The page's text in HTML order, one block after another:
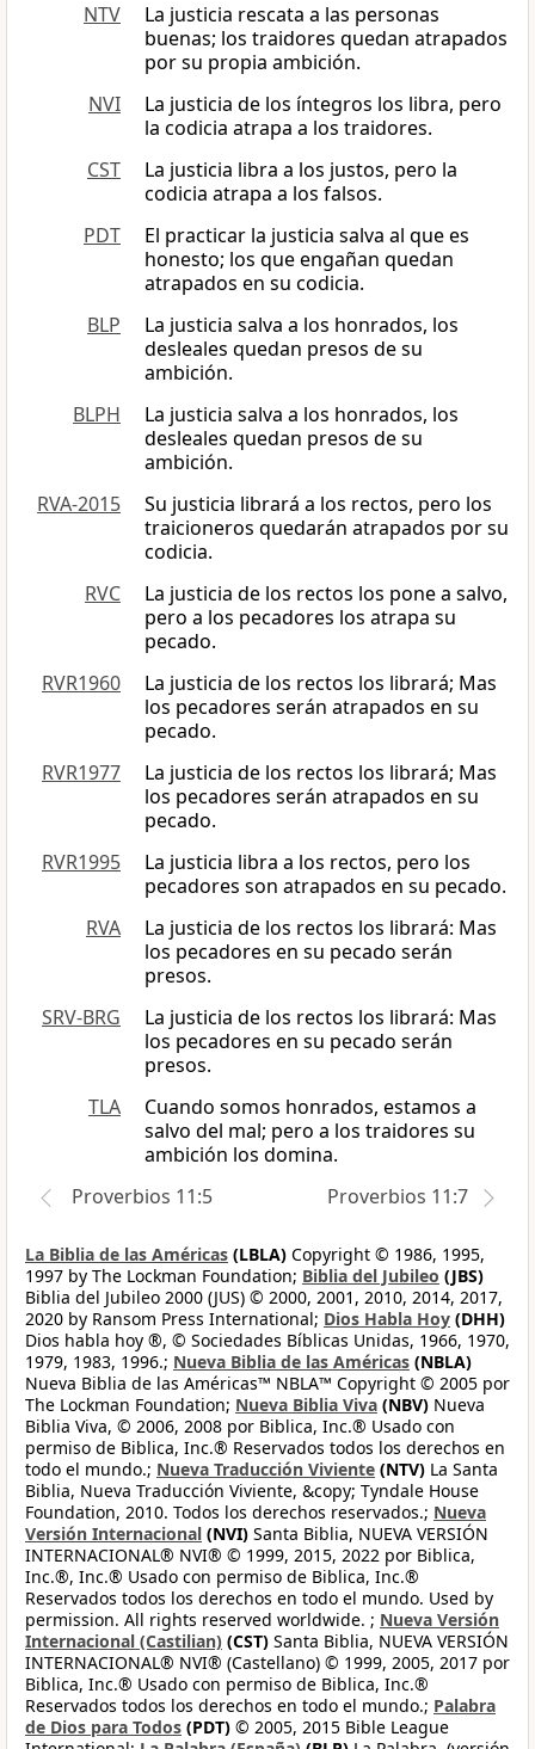
NTV
La justicia rescata a las personas
buenas; los traidores quedan atrapados
por su propia ambición.
NVI
La justicia de los íntegros los libra, pero
la codicia atrapa a los traidores.
CST
La justicia libra a los justos, pero la
codicia atrapa a los falsos.
PDT
El practicar la justicia salva al que es
honesto; los que engañan quedan
atrapados en su codicia.
BLP
La justicia salva a los honrados, los
desleales quedan presos de su
ambición.
BLPH
La justicia salva a los honrados, los
desleales quedan presos de su
ambición.
RVA-2015
Su justicia librará a los rectos, pero los
traicioneros quedarán atrapados por su
codicia.
RVC
La justicia de los rectos los pone a salvo,
pero a los pecadores los atrapa su
pecado.
RVR1960
La justicia de los rectos los librará; Mas
los pecadores serán atrapados en su
pecado.
RVR1977
La justicia de los rectos los librará; Mas
los pecadores serán atrapados en su
pecado.
RVR1995
La justicia libra a los rectos, pero los
pecadores son atrapados en su pecado.
RVA
La justicia de los rectos los librará: Mas
los pecadores en su pecado serán
presos.
SRV-BRG
La justicia de los rectos los librará: Mas
los pecadores en su pecado serán
presos.
TLA
Cuando somos honrados, estamos a
salvo del mal; pero a los traidores su
ambición los domina.
Proverbios 11:5
Proverbios 11:7
La Biblia de las Américas (LBLA) Copyright © 1986, 1995,
1997 by The Lockman Foundation; Biblia del Jubileo (JBS)
Biblia del Jubileo 2000 (JUS) © 2000, 2001, 2010, 2014, 2017,
2020 by Ransom Press International; Dios Habla Hoy (DHH)
Dios habla hoy ®, © Sociedades Bíblicas Unidas, 1966, 1970,
1979, 1983, 1996.; Nueva Biblia de las Américas (NBLA)
Nueva Biblia de las Américas™ NBLA™ Copyright © 2005 por
The Lockman Foundation; Nueva Biblia Viva (NBV) Nueva
Biblia Viva, © 2006, 2008 por Biblica, Inc.® Usado con
permiso de Biblica, Inc.® Reservados todos los derechos en
todo el mundo.; Nueva Traducción Viviente (NTV) La Santa
Biblia, Nueva Traducción Viviente, &copy; Tyndale House
Foundation, 2010. Todos los derechos reservados.; Nueva
Versión Internacional (NVI) Santa Biblia, NUEVA VERSIÓN
INTERNACIONAL® NVI® © 1999, 2015, 2022 por Biblica,
Inc.®, Inc.® Usado con permiso de Biblica, Inc.®
Reservados todos los derechos en todo el mundo. Used by
permission. All rights reserved worldwide. ; Nueva Versión
Internacional (Castilian) (CST) Santa Biblia, NUEVA VERSIÓN
INTERNACIONAL® NVI® (Castellano) © 1999, 2005, 2017 por
Biblica, Inc.® Usado con permiso de Biblica, Inc.®
Reservados todos los derechos en todo el mundo.; Palabra
de Dios para Todos (PDT) © 2005, 2015 Bible League